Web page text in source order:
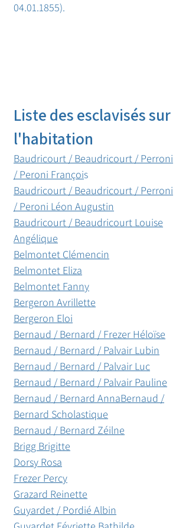
04.01.1855).
Liste des esclavisés sur
l'habitation
Baudricourt / Beaudricourt / Perroni
/ Peroni François
Baudricourt / Beaudricourt / Perroni
/ Peroni Léon Augustin
Baudricourt / Beaudricourt Louise
Angélique
Belmontet Clémencin
Belmontet Eliza
Belmontet Fanny
Bergeron Avrillette
Bergeron Eloi
Bernaud / Bernard / Frezer Héloïse
Bernaud / Bernard / Palvair Lubin
Bernaud / Bernard / Palvair Luc
Bernaud / Bernard / Palvair Pauline
Bernaud / Bernard AnnaBernaud /
Bernard Scholastique
Bernaud / Bernard Zéilne
Brigg Brigitte
Dorsy Rosa
Frezer Percy
Grazard Reinette
Guyardet / Pordié Albin